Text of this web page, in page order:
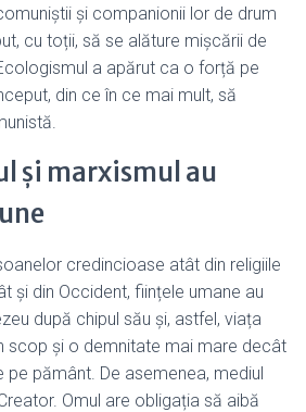
și companionii lor de drum
cu toții, să se alăture mișcării de
a apărut ca o forță pe
din ce în ce mai mult, să
și marxismul au
credincioase atât din religiile
și din Occident, ființele umane au
după chipul său și, astfel, viața
scop și o demnitate mai mare decât
pământ. De asemenea, mediul
Omul are obligația să aibă